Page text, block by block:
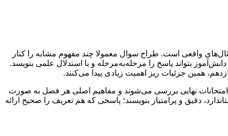
واقعی است. طراح سوال معمولا چند مفهوم مشابه را کنار
بتواند پاسخ را مرحله‌به‌مرحله و با استدلال علمی بنویسد.
همین جزئیات ریز اهمیت زیادی پیدا می‌کنند.
نهایی بررسی می‌شوند و مفاهیم اصلی هر فصل به صورت
دقیق و پرامتیاز بنویسند؛ پاسخی که هم تعریف را صحیح ارائه